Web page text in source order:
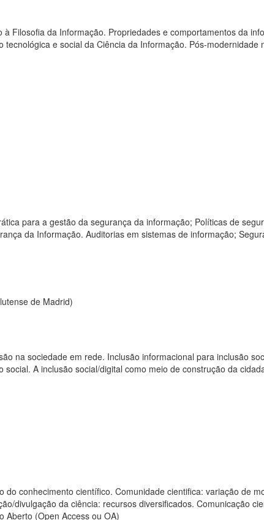
Filosofia da Informação. Propriedades e comportamentos da
e social da Ciência da Informação. Pós-modernidade
para a gestão da segurança da informação; Políticas de
da Informação. Auditorias em sistemas de informação;
de Madrid)
na sociedade em rede. Inclusão informacional para inclusão
A inclusão social/digital como meio de construção da
conhecimento científico. Comunidade cientifica: variação de
divulgação da ciência: recursos diversificados. Comunicação
Aberto (Open Access ou OA)